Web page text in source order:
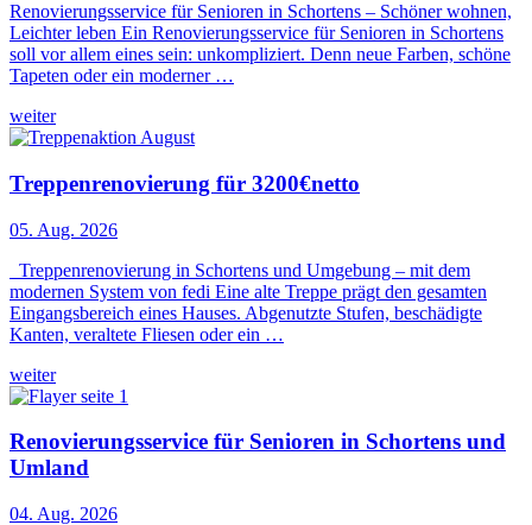
Renovierungsservice für Senioren in Schortens – Schöner wohnen,
Leichter leben Ein Renovierungsservice für Senioren in Schortens
soll vor allem eines sein: unkompliziert. Denn neue Farben, schöne
Tapeten oder ein moderner …
weiter
Treppenrenovierung für 3200€netto
05. Aug. 2026
Treppenrenovierung in Schortens und Umgebung – mit dem
modernen System von fedi Eine alte Treppe prägt den gesamten
Eingangsbereich eines Hauses. Abgenutzte Stufen, beschädigte
Kanten, veraltete Fliesen oder ein …
weiter
Renovierungsservice für Senioren in Schortens und
Umland
04. Aug. 2026